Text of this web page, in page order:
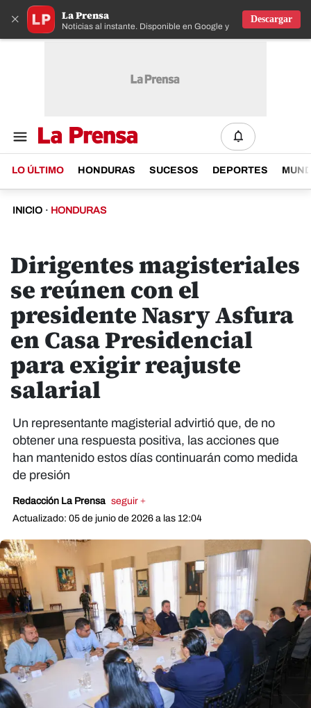
× La Prensa
Noticias al instante. Disponible en Google y IOS
Descargar
LO ÚLTIMO HONDURAS SUCESOS DEPORTES
INICIO · HONDURAS
Dirigentes magisteriales
se reúnen con el
presidente Nasry Asfura
en Casa Presidencial
para exigir reajuste
salarial
Un representante magisterial advirtió que, de no
obtener una respuesta positiva, las acciones que
han mantenido estos días continuarán como medida
de presión
Redacción La Prensa seguir +
Actualizado: 05 de junio de 2026 a las 12:04